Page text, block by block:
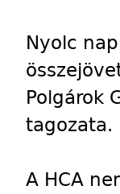
Nyolc
Polgárok
tagozata.
A HCA